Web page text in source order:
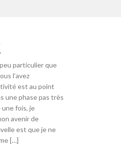
particulier que
l’avez
est au point
une phase pas très
fois, je
avenir de
est que je ne
[…]